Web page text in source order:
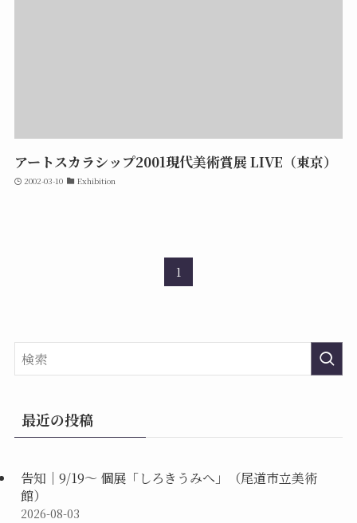
アートスカラシップ2001現代美術賞展 LIVE（東京）
2002-03-10 Exhibition
1
最近の投稿
告知｜9/19〜 個展「しろきうみへ」（尾道市立美術
館）
2026-08-03